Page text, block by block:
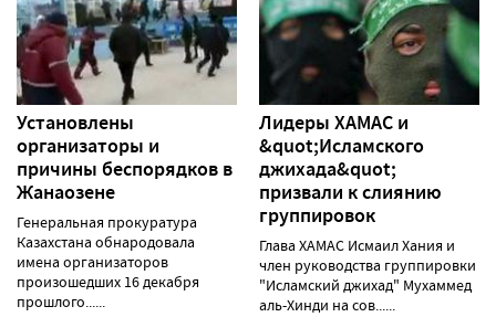
Установлены
организаторы и
причины беспорядков в
Жанаозене
Генеральная прокуратура
Казахстана обнародовала
имена организаторов
произошедших 16 декабря
прошлого......
Лидеры ХАМАС и
&quot;Исламского
джихада&quot;
призвали к слиянию
группировок
Глава ХАМАС Исмаил Хания и
член руководства группировки
"Исламский джихад" Мухаммед
аль-Хинди на сов......